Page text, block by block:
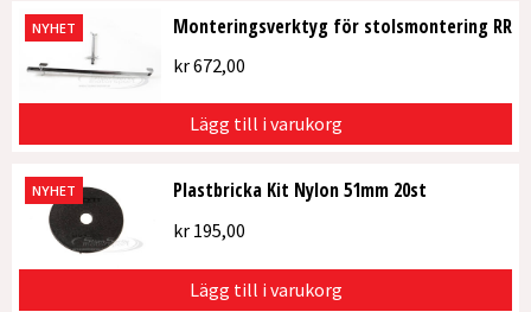
NYHET Monteringsverktyg för stolsmontering RR
kr672,00
Lägg till i varukorg
NYHET Plastbricka Kit Nylon 51mm 20st
kr195,00
Lägg till i varukorg